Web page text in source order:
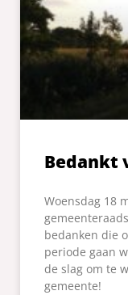
Bedankt
Woensdag 18
bedanken die
periode gaan
de slag om te
gemeente!